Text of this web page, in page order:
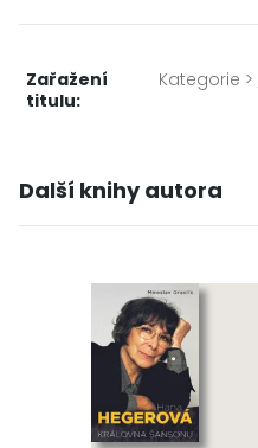
Zařažení
titulu:
Kategorie >
Další knihy autora